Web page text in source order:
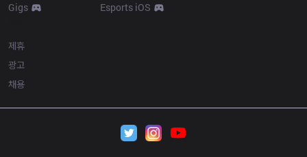
Gigs
Esports iOS
제휴
광고
채용